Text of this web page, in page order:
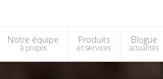
Notre équipe
à propos
Produits
et services
Blogue
actualités